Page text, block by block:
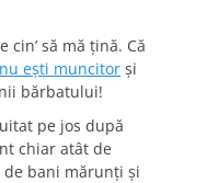
cin’ să mă țină. Că
ești muncitor și
bărbatului!
pe jos după
chiar atât de
de bani mărunți și